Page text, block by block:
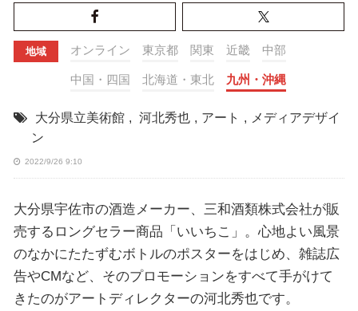
地域 オンライン 東京都 関東 近畿 中部
中国・四国 北海道・東北 九州・沖縄
大分県立美術館 , 河北秀也 , アート , メディアデザイ
ン
2022/9/26 9:10
大分県宇佐市の酒造メーカー、三和酒類株式会社が販
売するロングセラー商品「いいちこ」。心地よい風景
のなかにたたずむボトルのポスターをはじめ、雑誌広
告やCMなど、そのプロモーションをすべて手がけて
きたのがアートディレクターの河北秀也です。